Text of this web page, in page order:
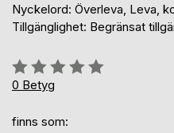
Nyckelord: Överleva, Leva,
Tillgänglighet: Begränsat
Betyg::
0%
0 Betyg
finns som: